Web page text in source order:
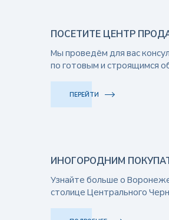
ПОСЕТИТЕ ЦЕНТР
Мы проведём для вас
по готовым и строящимся
ПЕРЕЙТИ
ИНОГОРОДНИМ
Узнайте больше о
столице Центрального